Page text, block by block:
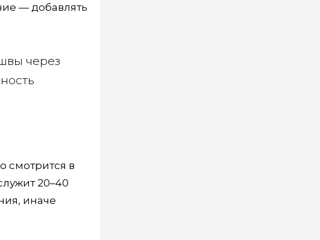
— добавлять
через
смотрится в
20–40
иначе